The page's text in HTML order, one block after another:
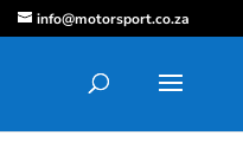
info@motorsport.co.za